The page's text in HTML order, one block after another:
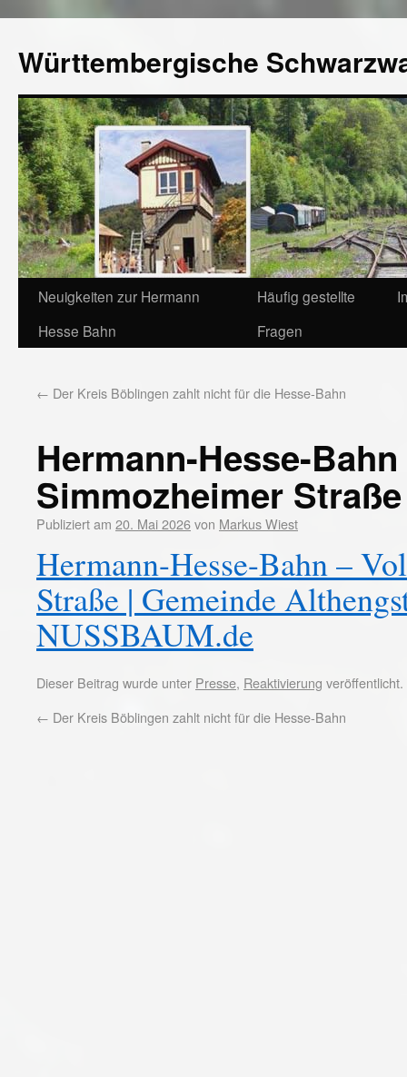
Württembergische
Neuigkeiten zur Hermann
Hesse Bahn
Häufig gestellte
Fragen
← Der Kreis Böblingen zahlt nicht für die Hesse-Bahn
Hermann-Hesse-
Simmozheimer Straße
Publiziert am 20. Mai 2026von Markus Wiest
Hermann-Hesse-Bahn –
Straße | Gemeinde
NUSSBAUM.de
Dieser Beitrag wurde unter Presse, Reaktivierung
← Der Kreis Böblingen zahlt nicht für die Hesse-Bahn